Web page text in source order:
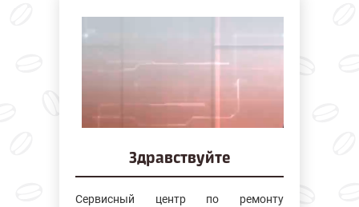
Здравствуйте
Сервисный центр по ремонту